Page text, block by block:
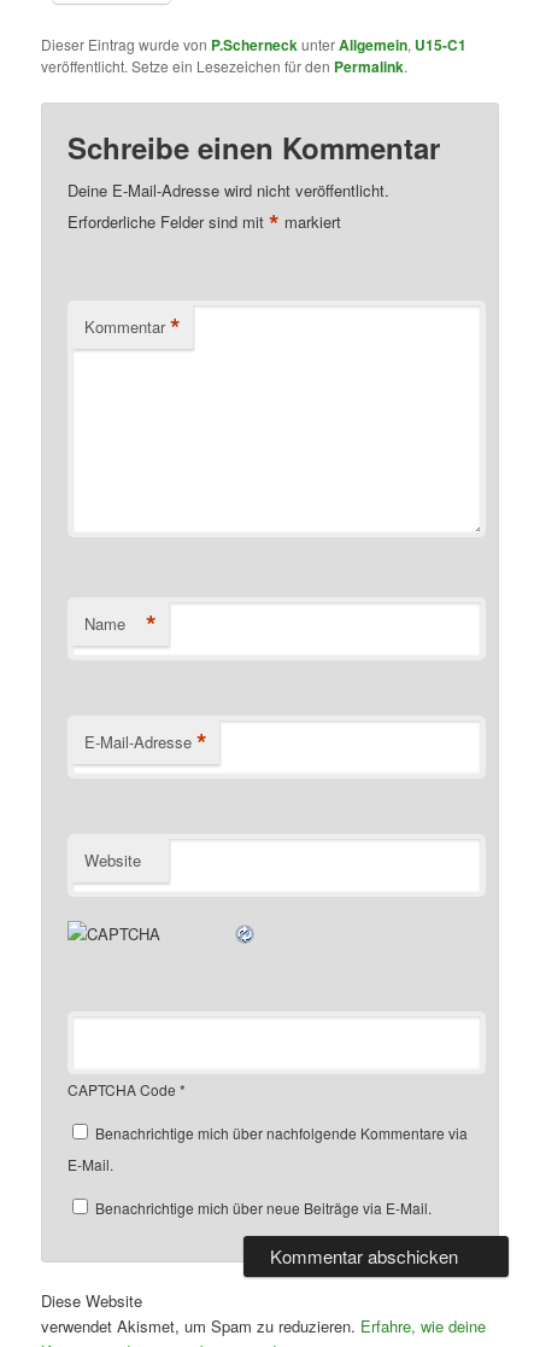
Dieser Eintrag wurde von P.ScherneckunterAllgemein, U15-C1
veröffentlicht. Setze ein Lesezeichen für den Permalink.
Schreibe einen Kommentar
Deine E-Mail-Adresse wird nicht veröffentlicht.
Erforderliche Felder sind mit* markiert
Kommentar *
Name *
E-Mail-Adresse *
Website
CAPTCHA Code *
Benachrichtige mich über nachfolgende Kommentare via
E-Mail.
Benachrichtige mich über neue Beiträge via E-Mail.
Diese Website
verwendet Akismet, um Spam zu reduzieren. Erfahre, wie deine